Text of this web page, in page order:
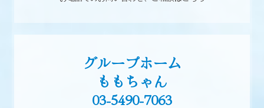
グループホーム
ももちゃん
03-5490-7063